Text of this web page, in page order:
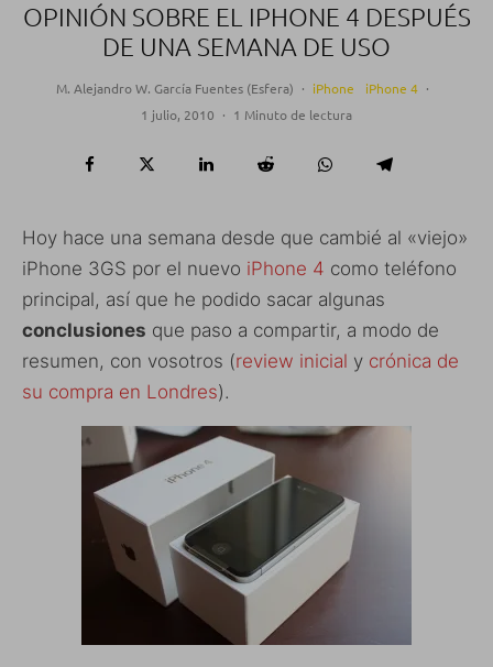
OPINIÓN SOBRE EL IPHONE 4 DESPUÉS
DE UNA SEMANA DE USO
M. Alejandro W. García Fuentes (Esfera) · iPhone iPhone 4 ·
1 julio, 2010 · 1 Minuto de lectura
Hoy hace una semana desde que cambié al «viejo»
iPhone 3GS por el nuevo iPhone 4 como teléfono
principal, así que he podido sacar algunas
conclusiones que paso a compartir, a modo de
resumen, con vosotros (review inicial y crónica de
su compra en Londres).